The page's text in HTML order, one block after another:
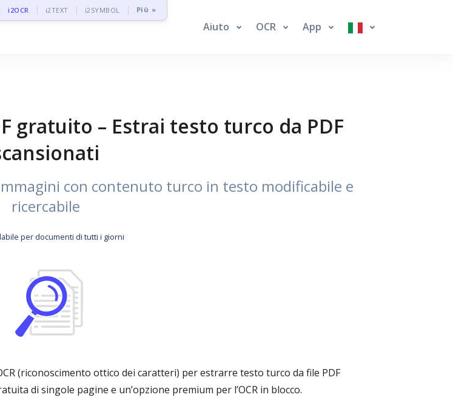
i2OCR i2TEXT i2SYMBOL Più »
Aiuto OCR App
gratuito – Estrai testo turco da PDF
con contenuto turco in testo modificabile e
ricercabile
per documenti di tutti i giorni
(riconoscimento ottico dei caratteri) per estrarre testo turco da file PDF
di singole pagine e un’opzione premium per l’OCR in blocco.